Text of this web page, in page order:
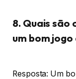
8. Quais
um bom
Resposta: Um